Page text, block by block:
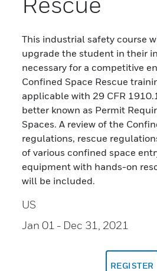
This industrial safety course
upgrade the student in their
necessary for a competitive
Confined Space Rescue
applicable with 29 CFR
better known as Permit
Spaces. A review of the
regulations, rescue
of various confined space
equipment with hands-on
will be included.
US
Jan 01 - Dec 31, 2021
REGISTER